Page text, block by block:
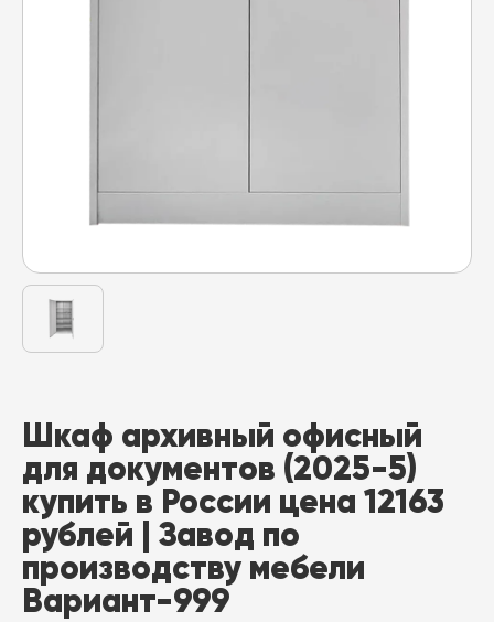
Шкаф архивный офисный
для документов (2025-5)
купить в России цена 12163
рублей | Завод по
производству мебели
Вариант-999